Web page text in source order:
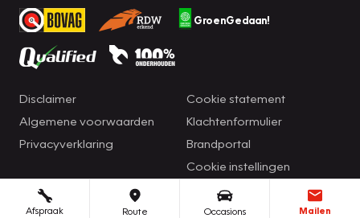
Afspraak Route Occasions Mailen
GroenGedaan!
Disclaimer
Algemene voorwaarden
Privacyverklaring
Cookie statement
Klachtenformulier
Brandportal
Cookie instellingen